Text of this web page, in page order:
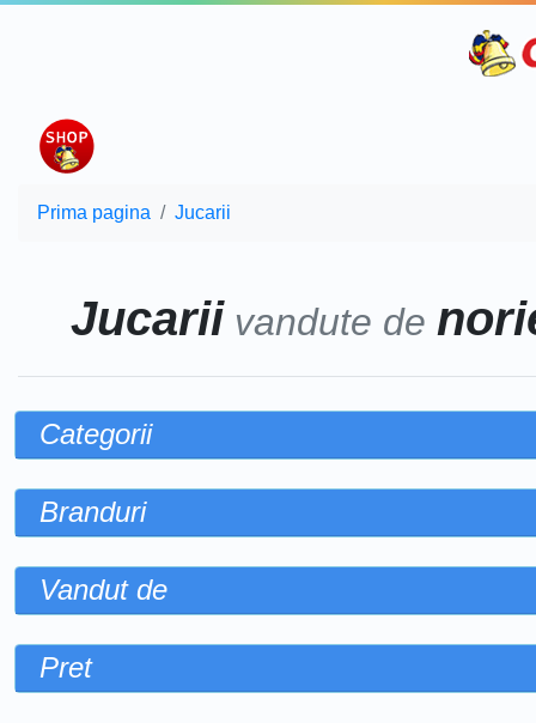
Prima pagina Jucarii
Jucariivandute de
Categorii
Branduri
Vandut de
Pret